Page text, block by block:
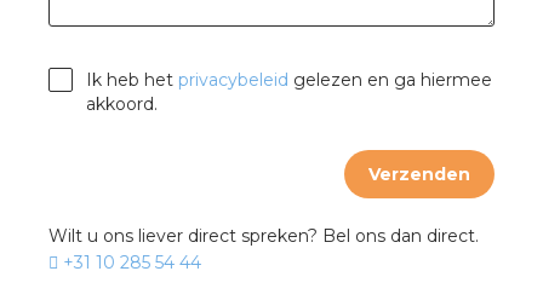
Ik heb het privacybeleid gelezen en ga hiermee
akkoord.
Verzenden
Wilt u ons liever direct spreken? Bel ons dan direct.
+31 10 285 54 44